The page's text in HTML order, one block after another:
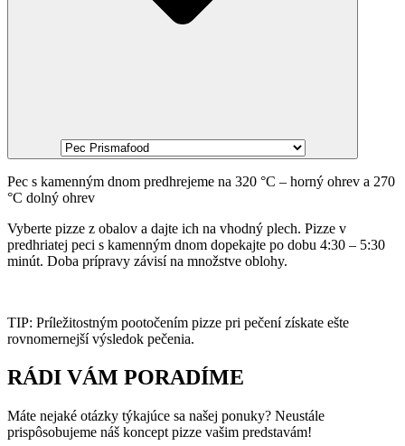
Pec s kamenným dnom predhrejeme na 320 °C – horný ohrev a 270
°C dolný ohrev
Vyberte pizze z obalov a dajte ich na vhodný plech. Pizze v
predhriatej peci s kamenným dnom dopekajte po dobu 4:30 – 5:30
minút. Doba prípravy závisí na množstve oblohy.
TIP: Príležitostným pootočením pizze pri pečení získate ešte
rovnomernejší výsledok pečenia.
RÁDI VÁM PORADÍME
Máte nejaké otázky týkajúce sa našej ponuky? Neustále
prispôsobujeme náš koncept pizze vašim predstavám!